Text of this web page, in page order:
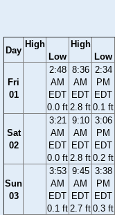
Day
High
Low
High
Low
Fri
01
2:48
AM
EDT
0.0 ft
8:36
AM
EDT
2.8 ft
2:34
PM
EDT
0.1 ft
Sat
02
3:21
AM
EDT
0.0 ft
9:10
AM
EDT
2.8 ft
3:06
PM
EDT
0.2 ft
Sun
03
3:53
AM
EDT
0.1 ft
9:45
AM
EDT
2.7 ft
3:38
PM
EDT
0.3 ft